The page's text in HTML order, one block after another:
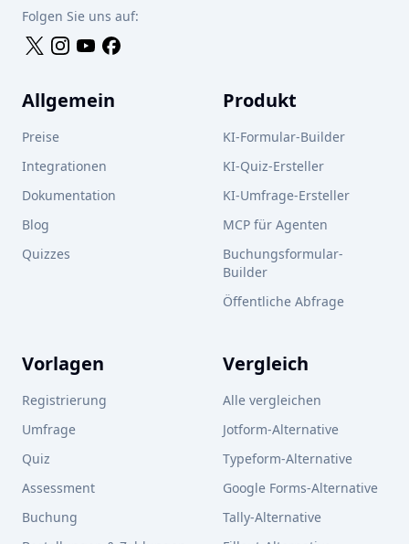
Folgen Sie uns auf:
Allgemein
Preise
Integrationen
Dokumentation
Blog
Quizzes
Produkt
KI-Formular-Builder
KI-Quiz-Ersteller
KI-Umfrage-Ersteller
MCP für Agenten
Buchungsformular-
Builder
Öffentliche Abfrage
Vorlagen
Registrierung
Umfrage
Quiz
Assessment
Buchung
Vergleich
Alle vergleichen
Jotform-Alternative
Typeform-Alternative
Google Forms-Alternative
Tally-Alternative